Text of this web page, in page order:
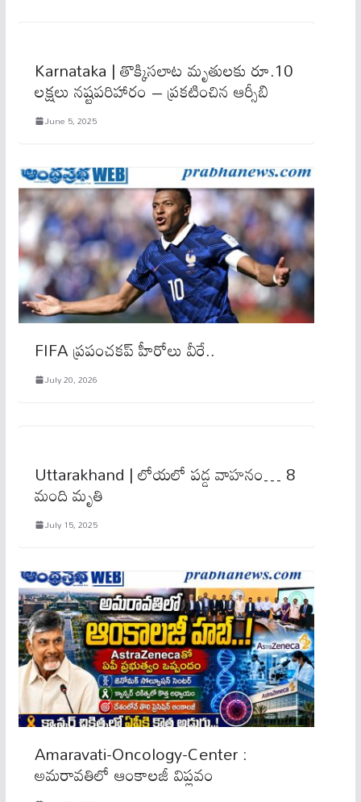
Karnataka | తొక్కిస‌లాట మృతుల‌కు రూ.10
ల‌క్ష‌లు న‌ష్ట‌ప‌రిహారం – ప్ర‌క‌టించిన ఆర్సీబి
June 5, 2025
FIFA ప్రపంచకప్ హీరోలు వీరే..
July 20, 2026
Uttarakhand | లోయ‌లో ప‌డ్డ వాహ‌నం… 8
మంది మృతి
July 15, 2025
Amaravati-Oncology-Center :
అమరావతిలో ఆంకాలజీ విప్లవం